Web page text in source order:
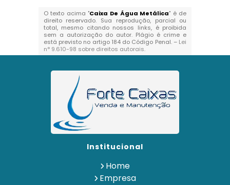
O texto acima "Caixa De Água Metálica" é de
direito reservado. Sua reprodução, parcial ou
total, mesmo citando nossos links, é proibida
sem a autorização do autor. Plágio é crime e
está previsto no artigo 184 do Código Penal. – Lei
n° 9.610-98 sobre direitos autorais.
Institucional
Home
Empresa